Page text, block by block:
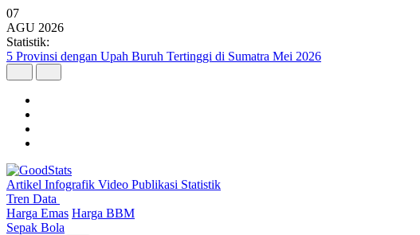
07
AGU 2026
Statistik:
Pulau Jawa Dominasi Struktur Ekonomi Nasional pada Triwulan II 2026
Artikel Infografik Video Publikasi Statistik
Tren Data
Harga Emas Harga BBM
Sepak Bola